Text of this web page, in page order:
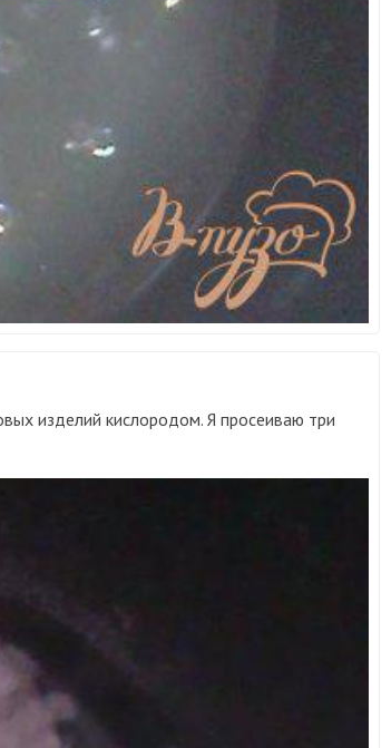
изделий кислородом. Я просеиваю три